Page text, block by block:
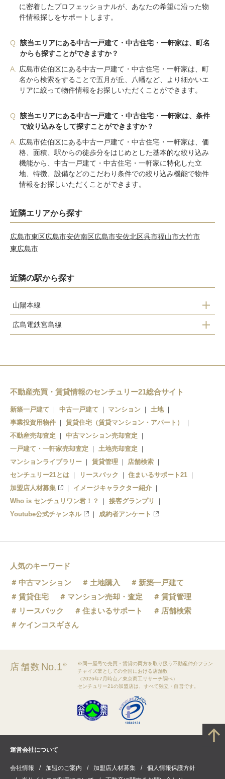
に密着したプロフェッショナルが、あなたの希望に沿った物
件情報探しをサポートします。
Q.
該当エリアにある中古一戸建て・中古住宅・一軒家は、町名
からも探すことができますか？
A.
広島市佐伯区にある中古一戸建て・中古住宅・一軒家は、町
名から検索をすることで五月が丘、八幡など、より細かいエ
リアに絞って物件情報をお探しいただくことができます。
Q.
該当エリアにある中古一戸建て・中古住宅・一軒家は、条件
で絞り込みをして探すことができますか？
A.
広島市佐伯区にある中古一戸建て・中古住宅・一軒家は、価
格、面積、駅からの徒歩分をはじめとした基本的な絞り込み
機能から、中古一戸建て・中古住宅・一軒家に特化した立
地、特徴、設備などのこだわり条件での絞り込み機能で物件
情報をお探しいただくことができます。
近隣エリアから探す
広島市東区広島市安佐南区広島市安佐北区呉市福山市大竹市
東広島市
近隣の駅から探す
山陽本線
五日市駅
広島電鉄宮島線
佐伯区役所前駅
楽々園駅
不動産売買・賃貸情報のセンチュリー21総合サイト
新築一戸建て 中古一戸建て マンション
土地
事業投資用物件
賃貸住宅（賃貸マンション・アパート）
不動産売却査定
中古マンション売却査定
一戸建て・一軒家売却査定
土地売却査定
マンションライブラリー
賃貸管理
店舗検索
センチュリー21とは
リースバック
住まいるサポート21
加盟店人材募集
イメージキャラクター紹介
Who is センチュリワン君！？
接客グランプリ
Youtube公式チャンネル
成約者アンケート
人気のキーワード
中古マンション
土地購入
新築一戸建て
賃貸住宅
マンション売却・査定
賃貸管理
リースバック
住まいるサポート
店舗検索
ケインコスギさん
店舗数 No.1※
※同一屋号で売買・賃貸の両方を取り扱う不動産仲介フラン
チャイズ業としての全国における店舗数
（2026年7月時点／東京商工リサーチ調べ）
センチュリー21の加盟店は、すべて独立・自営です。
運営会社について
会社情報 加盟のご案内 加盟店人材募集
個人情報保護方針